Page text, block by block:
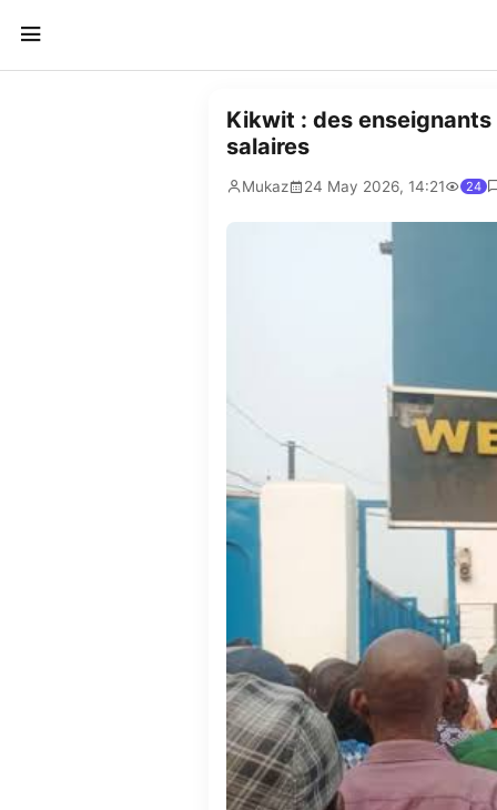
Kikwit : des
salaires
Mukaz 24 May 2026, 14:21 24